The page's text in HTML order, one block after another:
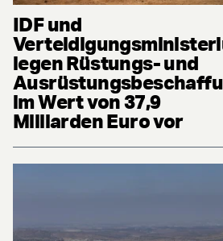
IDF und
legen Rüstungs- und
im Wert von 37,9
Milliarden Euro vor